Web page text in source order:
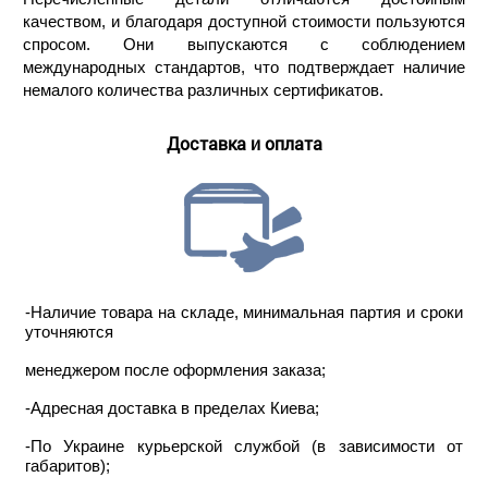
качеством, и благодаря доступной стоимости пользуются
спросом. Они выпускаются с соблюдением
международных стандартов, что подтверждает наличие
немалого количества различных сертификатов.
Доставка и оплата
-Наличие товара на складе, минимальная партия и сроки
уточняются
менеджером после оформления заказа;
-Адресная доставка в пределах Киева;
-По Украине курьерской службой (в зависимости от
габаритов);